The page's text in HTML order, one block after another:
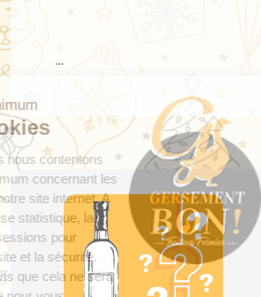
…
juste le minimum
Les Cookies
Bonjour, nous nous contentons
du strict minimum concernant les
cookies sur notre site internet. A
savoir l'analyse statistique, la
gestion des sessions pour
accélérer le site et la sécurité.
Nous espérons que cela ne sera